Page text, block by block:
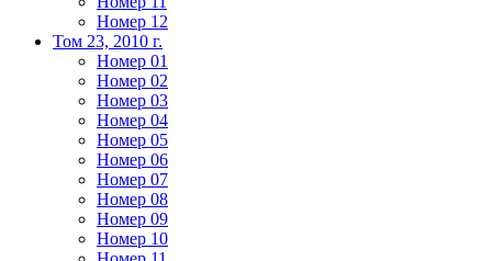
Номер 12
Том 23, 2010 г.
Номер 01
Номер 02
Номер 03
Номер 04
Номер 05
Номер 06
Номер 07
Номер 08
Номер 09
Номер 10